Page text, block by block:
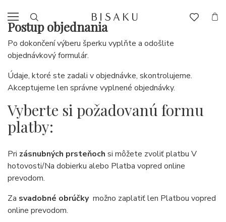
Postup objednania
Po dokončení výberu šperku vyplňte a odošlite
objednávkový formulár.
Údaje, ktoré ste zadali v objednávke, skontrolujeme.
Akceptujeme len správne vyplnené objednávky.
Vyberte si požadovanú formu
platby:
Pri zásnubných prsteňoch si môžete zvoliť platbu V
hotovosti/Na dobierku alebo Platba vopred online
prevodom.
Za svadobné obrúčkymožno zaplatiť len Platbou vopred
online prevodom.